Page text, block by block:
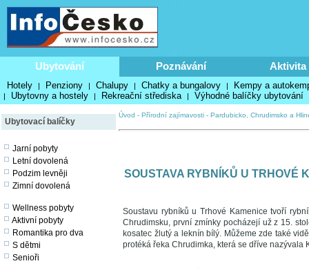
Ubytování Poznávání Aktivita
Hotely | Penziony | Chalupy | Chatky a bungalovy | Kempy a
| Ubytovny a hostely | Rekreační střediska | Výhodné balíčky ubytování
Ubytovací balíčky
Jarní pobyty
Letní dovolená
Podzim levněji
Zimní dovolená
Wellness pobyty
Aktivní pobyty
Romantika pro dva
S dětmi
Senioři
Úvod - Přírodní zajímavosti - Pardubicko, Chrudimsko a
SOUSTAVA RYBNÍKŮ U TRHOVÉ
Soustavu rybníků u Trhové Kamenice tvoří
Chrudimsku, první zmínky pocházejí už z 15.
kosatec žlutý a leknín bílý. Můžeme zde také
protéká řeka Chrudimka, která se dříve nazývala